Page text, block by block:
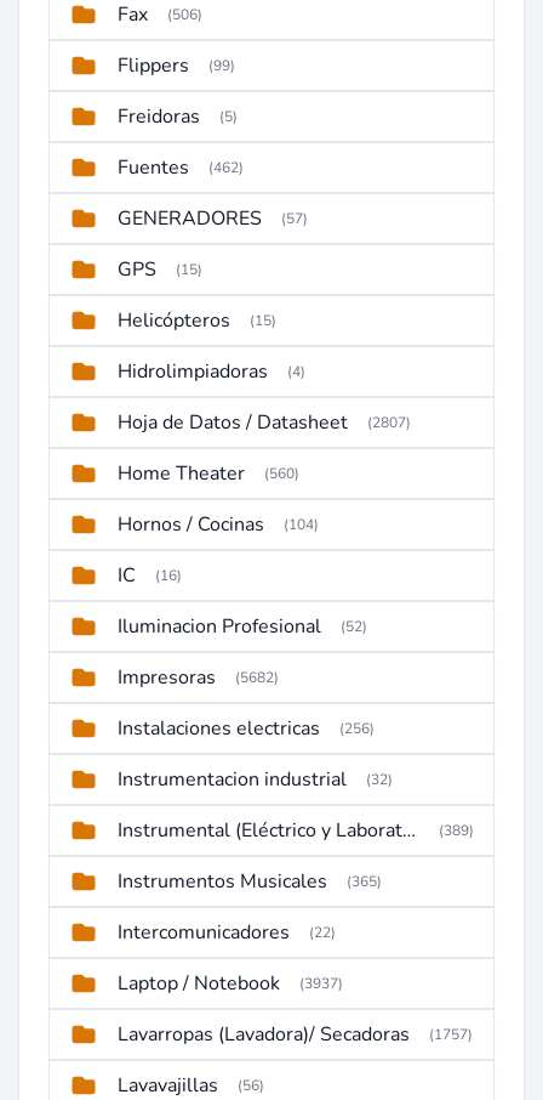
Fax (506)
Flippers (99)
Freidoras (5)
Fuentes (462)
GENERADORES (57)
GPS (15)
Helicópteros (15)
Hidrolimpiadoras (4)
Hoja de Datos / Datasheet (2807)
Home Theater (560)
Hornos / Cocinas (104)
IC (16)
Iluminacion Profesional (52)
Impresoras (5682)
Instalaciones electricas (256)
Instrumentacion industrial (32)
Instrumental (Eléctrico y Laboratorio) (389)
Instrumentos Musicales (365)
Intercomunicadores (22)
Laptop / Notebook (3937)
Lavarropas (Lavadora)/ Secadoras (1757)
Lavavajillas (56)